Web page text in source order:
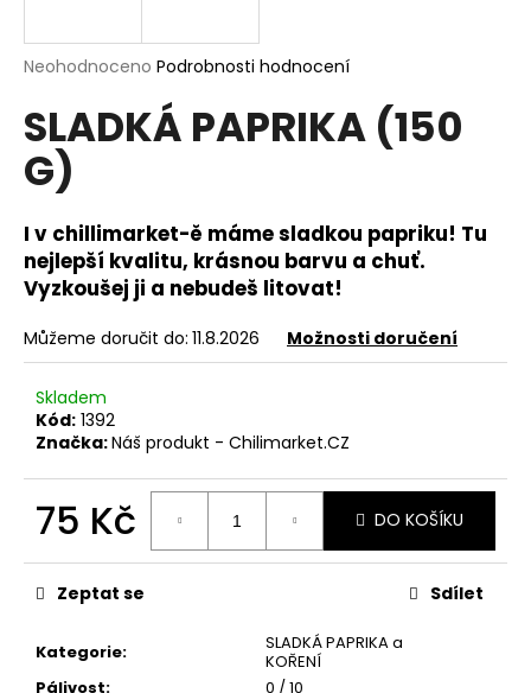
Průměrné
produktu
je
0,0
z
hvězdiček.
Neohodnoceno Podrobnosti hodnocení
SLADKÁ PAPRIKA (150
G)
I v chillimarket-ě máme sladkou papriku! Tu
nejlepší kvalitu, krásnou barvu a chuť.
Vyzkoušej ji a nebudeš litovat!
Můžeme doručit do: 11.8.2026 Možnosti doručení
Skladem
Kód: 1392
Značka:Náš produkt - Chilimarket.CZ
75 Kč
cena:
DO KOŠÍKU
Kategorie:
SLADKÁ PAPRIKA a
KOŘENÍ
Pálivost:
0 / 10
Zeptat se Sdílet
j
t
?
HLEDAT
o
p
o
r
u
u
m
e